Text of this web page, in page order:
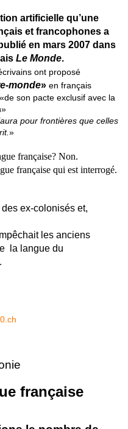
artificielle qu’une
et francophones a
en mars 2007 dans
Le Monde.
ont proposé
monde» en français
son pacte exclusif avec la
pour frontières que celles
»
française? Non.
française qui est interrogé.
ex-colonisés et,
les anciens
la langue du
française